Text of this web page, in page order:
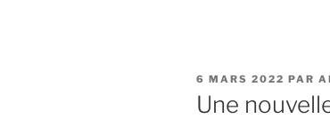
PUBLIÉ
LE
6 MARS 2022 PAR
Une